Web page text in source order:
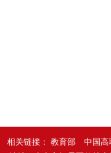
相关链接： 教育部 中国高